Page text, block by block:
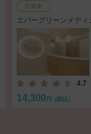
六本木
エバーグリーンメデ
4.7
14,300 円 (税込)